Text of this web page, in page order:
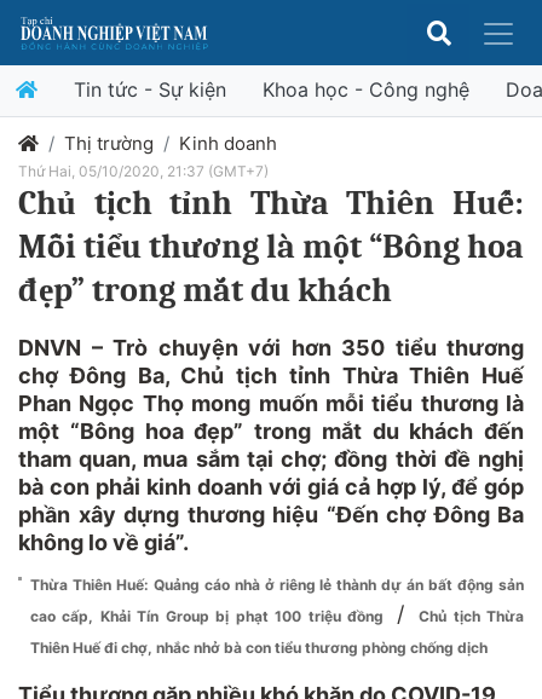
Tin tức - Sự kiện Khoa học - Công nghệ
Thị trường Kinh doanh
Thứ Hai, 05/10/2020, 21:37 (GMT+7)
Chủ tịch tỉnh Thừa Thiên Huế:
Mỗi tiểu thương là một “Bông hoa
đẹp” trong mắt du khách
DNVN – Trò chuyện với hơn 350 tiểu thương
chợ Đông Ba, Chủ tịch tỉnh Thừa Thiên Huế
Phan Ngọc Thọ mong muốn mỗi tiểu thương là
một “Bông hoa đẹp” trong mắt du khách đến
tham quan, mua sắm tại chợ; đồng thời đề nghị
bà con phải kinh doanh với giá cả hợp lý, để góp
phần xây dựng thương hiệu “Đến chợ Đông Ba
không lo về giá”.
Thừa Thiên Huế: Quảng cáo nhà ở riêng lẻ thành dự án bất động sản
cao cấp, Khải Tín Group bị phạt 100 triệu đồng
/
Chủ tịch Thừa
Thiên Huế đi chợ, nhắc nhở bà con tiểu thương phòng chống dịch